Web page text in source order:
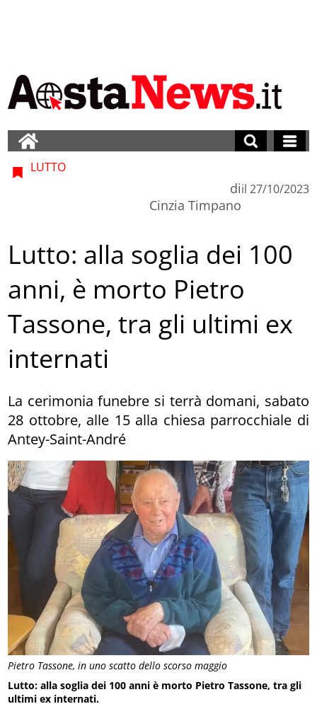
Pietro Tassone, in uno scatto dello scorso maggio
LUTTO
di
Cinzia Timpano
il 27/10/2023
Lutto: alla soglia dei 100
anni, è morto Pietro
Tassone, tra gli ultimi ex
internati
La cerimonia funebre si terrà domani, sabato
28 ottobre, alle 15 alla chiesa parrocchiale di
Antey-Saint-André
Lutto: alla soglia dei 100 anni è morto Pietro Tassone, tra gli
ultimi ex internati.